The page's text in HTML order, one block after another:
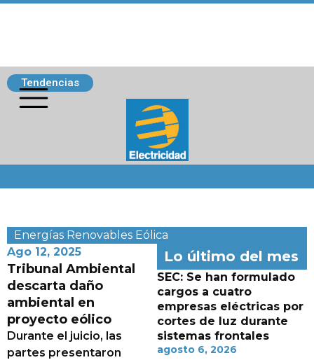
Tendencias
Energías Renovables Eólica
Ago 12, 2025
Tribunal Ambiental
descarta daño
ambiental en
proyecto eólico
Durante el juicio, las
partes presentaron
Lo último del mes
SEC: Se han formulado
cargos a cuatro
empresas eléctricas por
cortes de luz durante
sistemas frontales
agosto 6, 2026